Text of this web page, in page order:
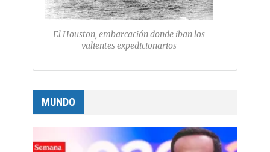
El Houston, embarcación donde iban los
valientes expedicionarios
MUNDO